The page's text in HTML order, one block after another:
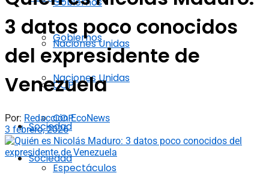
Naciones Unidas
COP
Sociedad
Espectáculos
Gobiernos
Naciones Unidas
COP
Sociedad
3 datos poco conocidos
del expresidente de
Venezuela
Por: Redacción EcoNews
3 febrero, 2026